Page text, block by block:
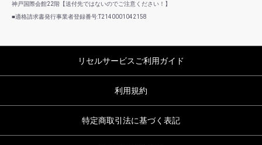
神戸国際会館22階【送付先ではないのでご注意ください！】
■適格請求書発行事業者登録番号:T2140001042158
リセルサービスご利用ガイド
利用規約
特定商取引法に基づく表記